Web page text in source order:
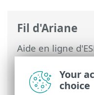
Fil d'Ariane
Aide en ligne
Prem>Mettre à
ESET PROTECT
grappe de
Your
choice